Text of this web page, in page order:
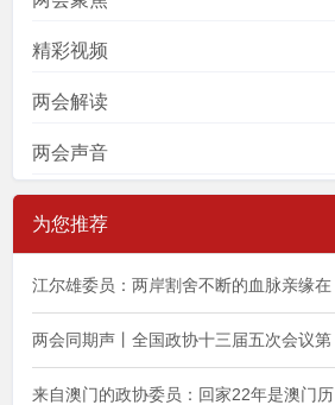
精彩视频
两会解读
两会声音
为您推荐
江尔雄委员：两岸割舍不断的血脉亲缘在
两会同期声丨全国政协十三届五次会议第
来自澳门的政协委员：回家22年是澳门历